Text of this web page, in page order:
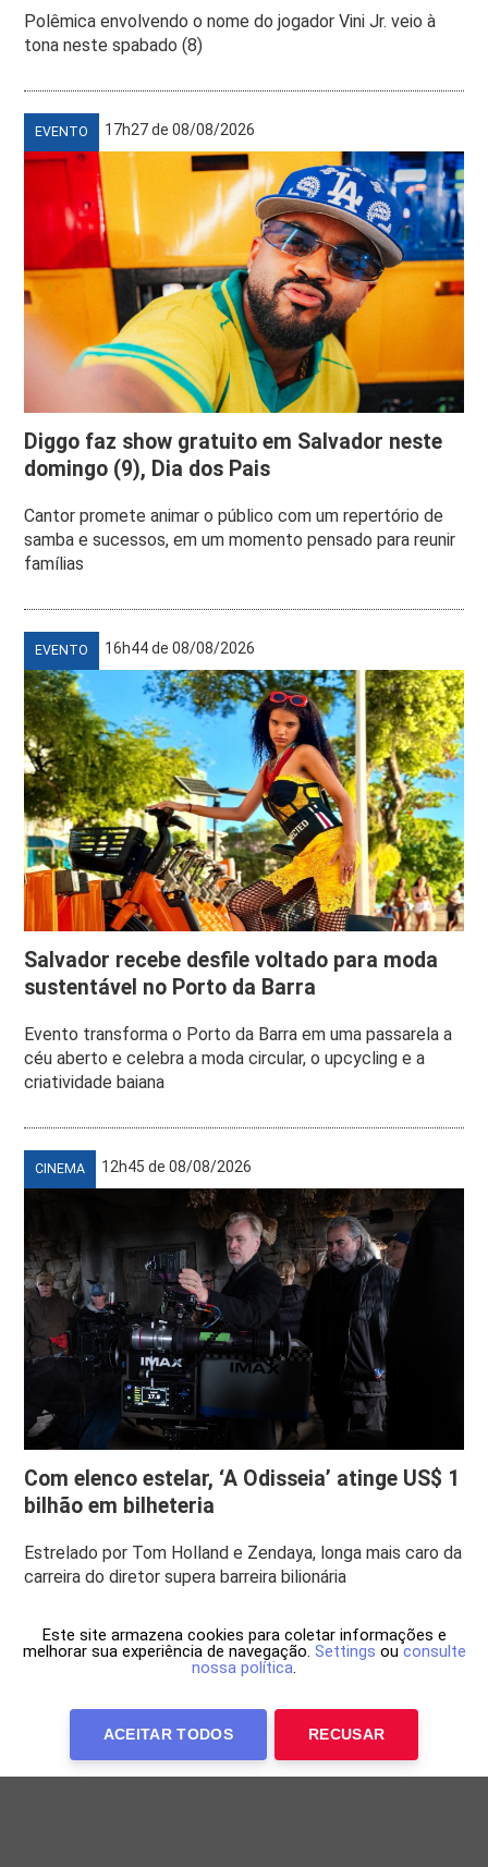
Polêmica envolvendo o nome do jogador Vini Jr. veio à
tona neste spabado (8)
EVENTO 17h27 de 08/08/2026
Diggo faz show gratuito em Salvador neste
domingo (9), Dia dos Pais
Cantor promete animar o público com um repertório de
samba e sucessos, em um momento pensado para reunir
famílias
EVENTO 16h44 de 08/08/2026
Salvador recebe desfile voltado para moda
sustentável no Porto da Barra
Evento transforma o Porto da Barra em uma passarela a
céu aberto e celebra a moda circular, o upcycling e a
criatividade baiana
CINEMA 12h45 de 08/08/2026
Com elenco estelar, ‘A Odisseia’ atinge US$ 1
bilhão em bilheteria
Estrelado por Tom Holland e Zendaya, longa mais caro da
carreira do diretor supera barreira bilionária
Este site armazena cookies para coletar informações e
melhorar sua experiência de navegação. Settings ou consulte
nossa política.
ACEITAR TODOS RECUSAR